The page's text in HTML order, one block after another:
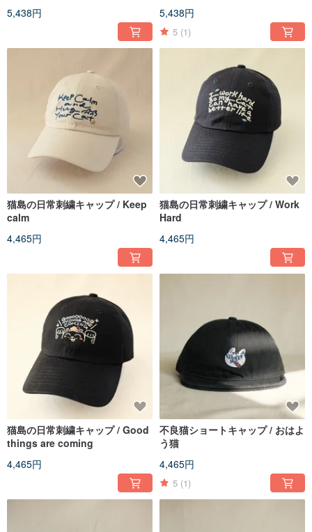
5,438円
5,438円
5 (1)
猫島の日常刺繍キャップ / Keep
calm
4,465円
猫島の日常刺繍キャップ / Work
Hard
4,465円
猫島の日常刺繍キャップ / Good
things are coming
4,465円
不良猫ショートキャップ / おはよ
う猫
4,465円
5 (1)